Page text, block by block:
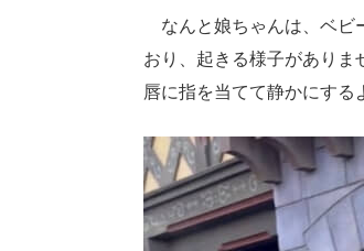
なんと娘ちゃんは、ベビ
おり、起きる様子がありま
唇に指を当てて静かにする